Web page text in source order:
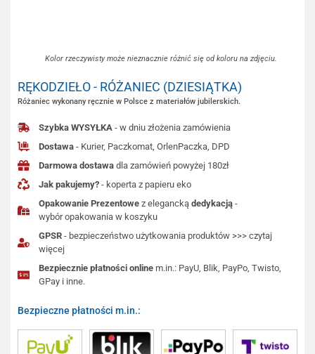
Kolor rzeczywisty może nieznacznie różnić się od koloru na zdjęciu.
RĘKODZIEŁO - RÓŻANIEC (DZIESIĄTKA)
Różaniec wykonany ręcznie w Polsce z materiałów jubilerskich.
Szybka WYSYŁKA - w dniu złożenia zamówienia
Dostawa - Kurier, Paczkomat, OrlenPaczka, DPD
Darmowa dostawa dla zamówień powyżej 180zł
Jak pakujemy? - koperta z papieru eko
Opakowanie Prezentowe z eleganckądedykacją -
wybór opakowania w koszyku
GPSR - bezpieczeństwo użytkowania produktów >>> czytaj
więcej
Bezpiecznie płatności online m.in.: PayU, Blik, PayPo, Twisto,
GPay i inne.
Bezpieczne płatności m.in.: